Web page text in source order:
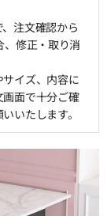
注文確認から
、修正・取り消
イズ、内容に
面で十分ご確
いたします。